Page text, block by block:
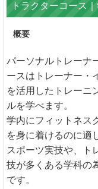
トラクターコース
概要
パーソナルトレーナ
ースはトレーナー・
を活用したトレーニ
ルを学べます。
学内にフィットネス
を身に着けるのに適
スポーツ実技や、ト
技が多くある学科の
です。